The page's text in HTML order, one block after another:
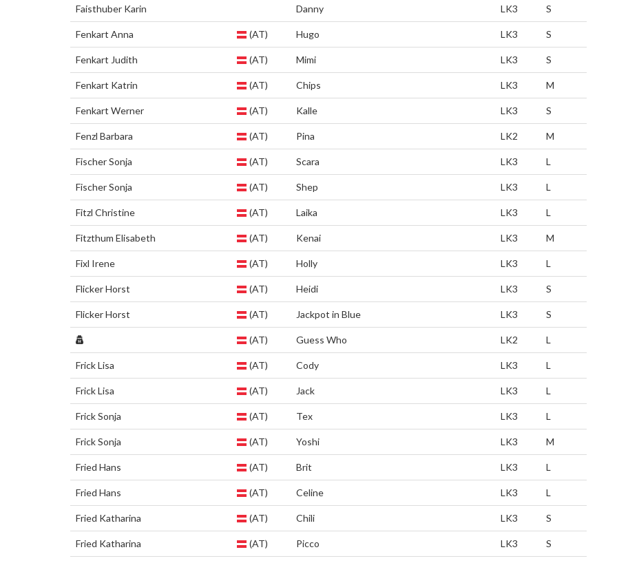
Faisthuber Karin Danny LK3 S
Fenkart Anna (AT) Hugo LK3 S
Fenkart Judith (AT) Mimi LK3 S
Fenkart Katrin (AT) Chips LK3 M
Fenkart Werner (AT) Kalle LK3 S
Fenzl Barbara (AT) Pina LK2 M
Fischer Sonja (AT) Scara LK3 L
Fischer Sonja (AT) Shep LK3 L
Fitzl Christine (AT) Laika LK3 L
Fitzthum Elisabeth (AT) Kenai LK3 M
Fixl Irene (AT) Holly LK3 L
Flicker Horst (AT) Heidi LK3 S
Flicker Horst (AT) Jackpot in Blue LK3 S
(AT) Guess Who LK2 L
Frick Lisa (AT) Cody LK3 L
Frick Lisa (AT) Jack LK3 L
Frick Sonja (AT) Tex LK3 L
Frick Sonja (AT) Yoshi LK3 M
Fried Hans (AT) Brit LK3 L
Fried Hans (AT) Celine LK3 L
Fried Katharina (AT) Chili LK3 S
Fried Katharina (AT) Picco LK3 S